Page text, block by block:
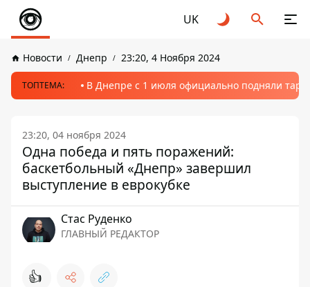
UK
Новости Днепр 23:20, 4 Ноября 2024
ТОПТЕМА: В Днепре с 1 июля официально подняли
23:20, 04 ноября 2024
Одна победа и пять поражений:
баскетбольный «Днепр» завершил
выступление в еврокубке
Стаc Руденко
ГЛАВНЫЙ РЕДАКТОР
👍